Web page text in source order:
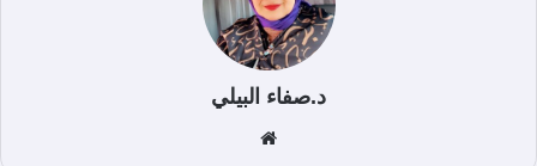
د.صفاء البيلي